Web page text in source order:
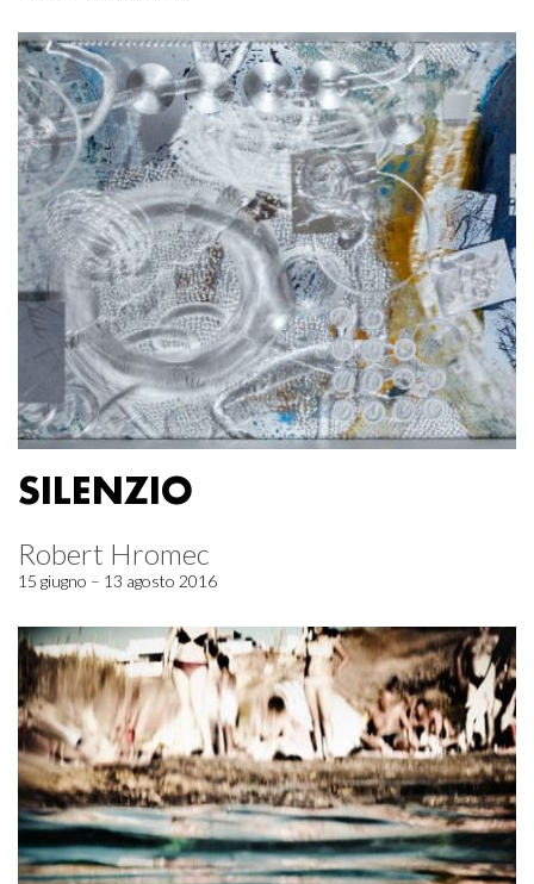
SILENZIO
Robert Hromec
15 giugno – 13 agosto 2016